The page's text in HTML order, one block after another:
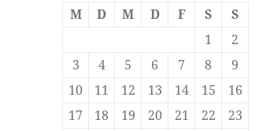
M D M D F S
S
1
2
3
4 5 6 7 8
9
10
11 12 13 14 15
16
17
18 19 20 21 22
23